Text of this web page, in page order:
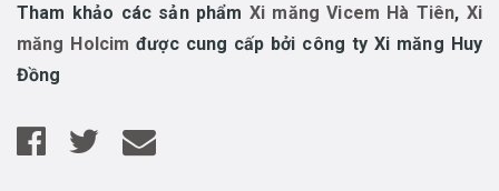
Tham khảo các sản phẩm Xi măng Vicem Hà Tiên, Xi
măng Holcim được cung cấp bởi công ty Xi măng Huy
Đồng